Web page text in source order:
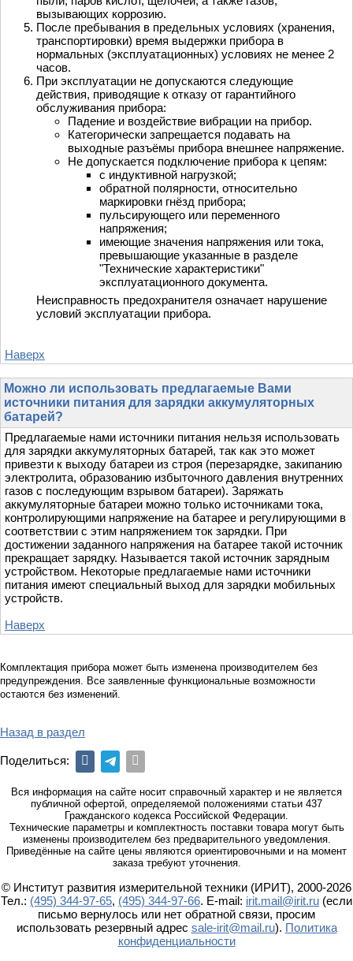
вызывающих коррозию.
После пребывания в предельных условиях (хранения,
транспортировки) время выдержки прибора в
нормальных (эксплуатационных) условиях не менее 2
часов.
При эксплуатации не допускаются следующие
действия, приводящие к отказу от гарантийного
обслуживания прибора:
Падение и воздействие вибрации на прибор.
Категорически запрещается подавать на
выходные разъёмы прибора внешнее напряжение.
Не допускается подключение прибора к цепям:
с индуктивной нагрузкой;
обратной полярности, относительно
маркировки гнёзд прибора;
пульсирующего или переменного
напряжения;
имеющие значения напряжения или тока,
превышающие указанные в разделе
"Технические характеристики"
эксплуатационного документа.
Неисправность предохранителя означает нарушение
условий эксплуатации прибора.
Наверх
Можно ли использовать предлагаемые Вами
источники питания для зарядки аккумуляторных
батарей?
Предлагаемые нами источники питания нельзя использовать
для зарядки аккумуляторных батарей, так как это может
привезти к выходу батареи из строя (перезарядке, закипанию
электролита, образованию избыточного давления внутренних
газов с последующим взрывом батареи). Заряжать
аккумуляторные батареи можно только источниками тока,
контролирующими напряжение на батарее и регулирующими в
соответствии с этим напряжением ток зарядки. При
достижении заданного напряжения на батарее такой источник
прекращает зарядку. Называется такой источник зарядным
устройством. Некоторые предлагаемые нами источники
питания имеют специальный выход для зарядки мобильных
устройств.
Наверх
Комплектация прибора может быть изменена производителем без
предупреждения. Все заявленные функциональные возможности
остаются без изменений.
Назад в раздел
Поделиться:
Вся информация на сайте носит справочный характер и не является
публичной офертой, определяемой положениями статьи 437
Гражданского кодекса Российской Федерации.
Технические параметры и комплектность поставки товара могут быть
изменены производителем без предварительного уведомления.
Приведённые на сайте цены являются ориентировочными и на момент
заказа требуют уточнения.
© Институт развития измерительной техники (ИРИТ), 2000-2026
Тел.: (495) 344-97-65, (495) 344-97-66. E-mail: irit.mail@irit.ru (если
письмо вернулось или нет обратной связи, просим
использовать резервный адрес sale-irit@mail.ru). Политика
конфиденциальности